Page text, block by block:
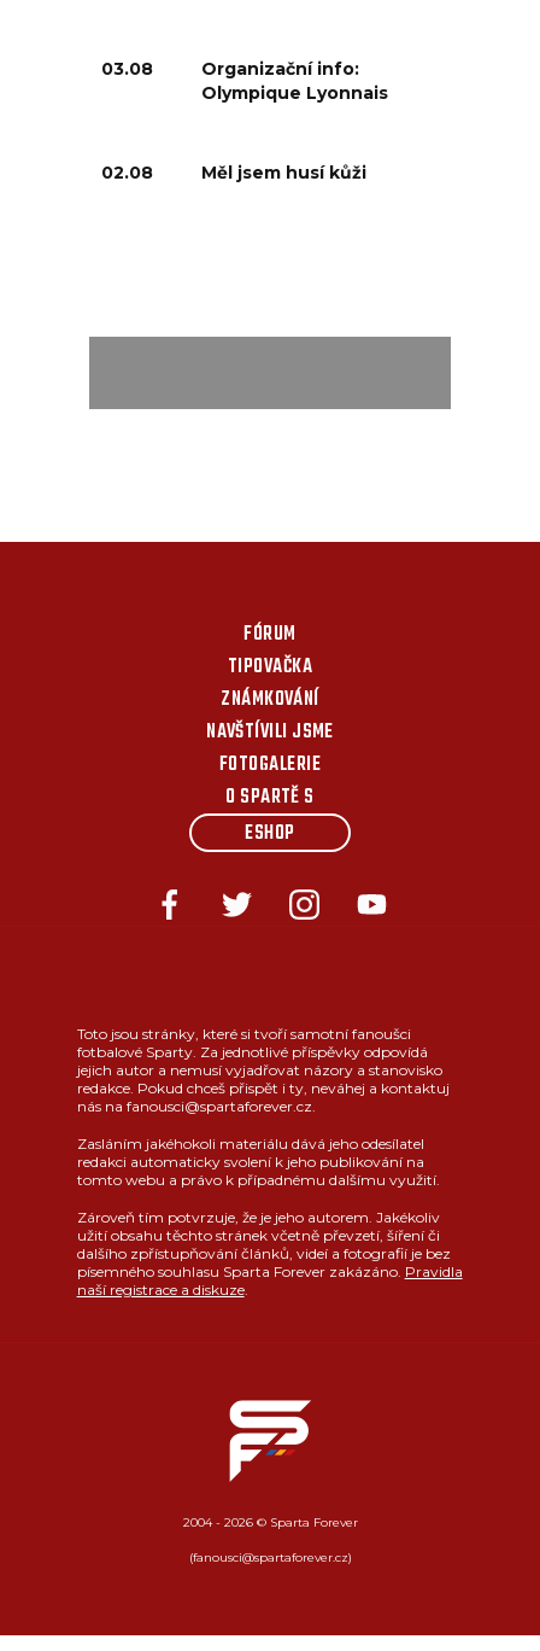
03.08
Organizační info:
Olympique Lyonnais
02.08 Měl jsem husí kůži
FÓRUM
TIPOVAČKA
ZNÁMKOVÁNÍ
NAVŠTÍVILI JSME
FOTOGALERIE
O SPARTĚ S
ESHOP
Toto jsou stránky, které si tvoří samotní fanoušci
fotbalové Sparty. Za jednotlivé příspěvky odpovídá
jejich autor a nemusí vyjadřovat názory a stanovisko
redakce. Pokud chceš přispět i ty, neváhej a kontaktuj
nás na fanousci@spartaforever.cz.
Zasláním jakéhokoli materiálu dává jeho odesílatel
redakci automaticky svolení k jeho publikování na
tomto webu a právo k případnému dalšímu využití.
Zároveň tím potvrzuje, že je jeho autorem. Jakékoliv
užití obsahu těchto stránek včetně převzetí, šíření či
dalšího zpřístupňování článků, videí a fotografií je bez
písemného souhlasu Sparta Forever zakázáno. Pravidla
naší registrace a diskuze.
2004 - 2026 © Sparta Forever
(fanousci@spartaforever.cz)